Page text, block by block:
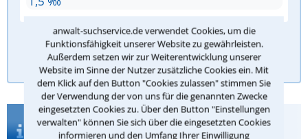
anwalt-suchservice.de verwendet Cookies, um die
Funktionsfähigkeit unserer Website zu gewährleisten.
Außerdem setzen wir zur Weiterentwicklung unserer
Website im Sinne der Nutzer zusätzliche Cookies ein. Mit
dem Klick auf den Button "Cookies zulassen" stimmen Sie
der Verwendung der von uns für die genannten Zwecke
eingesetzten Cookies zu. Über den Button "Einstellungen
verwalten" können Sie sich über die eingesetzten Cookies
informieren und den Umfang Ihrer Einwilligung
Antwort überprüfen
Wichtige Infos zur Suche nach einen
Dortmunder Anwalt zum Thema